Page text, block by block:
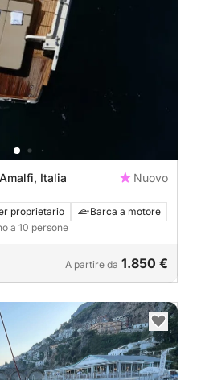
Italia
Nuovo
proprietario
Barca a motore
a 10 persone
A partire da 1.850 €